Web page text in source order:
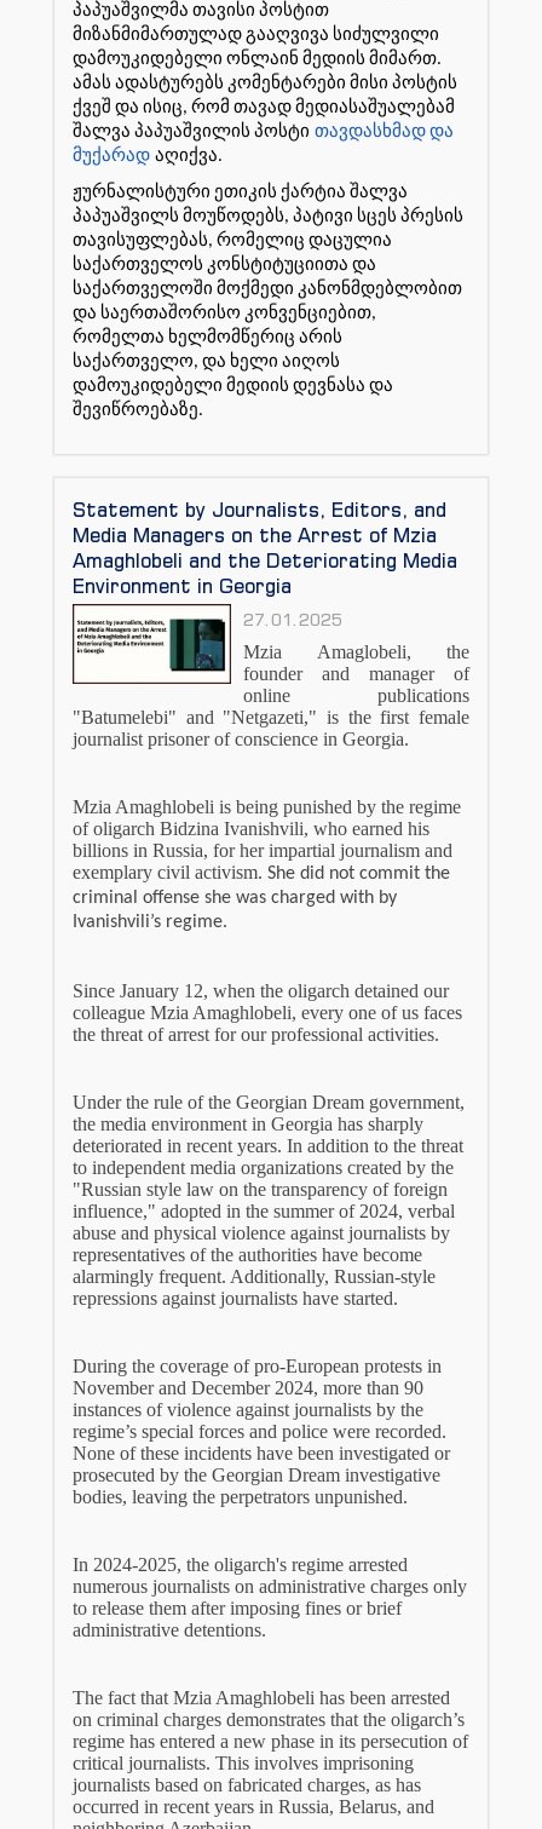
პაპუაშვილმა თავისი პოსტით
მიზანმიმართულად გააღვივა სიძულვილი
დამოუკიდებელი ონლაინ მედიის მიმართ.
ამას ადასტურებს კომენტარები მისი პოსტის
ქვეშ და ისიც, რომ თავად მედიასაშუალებამ
შალვა პაპუაშვილის პოსტი თავდასხმად და
მუქარად აღიქვა.
ჟურნალისტური ეთიკის ქარტია შალვა
პაპუაშვილს მოუწოდებს, პატივი სცეს პრესის
თავისუფლებას, რომელიც დაცულია
საქართველოს კონსტიტუციითა და
საქართველოში მოქმედი კანონმდებლობით
და საერთაშორისო კონვენციებით,
რომელთა ხელმომწერიც არის
საქართველო, და ხელი აიღოს
დამოუკიდებელი მედიის დევნასა და
შევიწროებაზე.
Statement by Journalists, Editors, and
Media Managers on the Arrest of Mzia
Amaghlobeli and the Deteriorating Media
Environment in Georgia
27.01.2025
Mzia Amaglobeli, the
founder and manager of
online publications
"Batumelebi" and "Netgazeti," is the first female
journalist prisoner of conscience in Georgia.
Mzia Amaghlobeli is being punished by the regime
of oligarch Bidzina Ivanishvili, who earned his
billions in Russia, for her impartial journalism and
exemplary civil activism. She did not commit the
criminal offense she was charged with by
Ivanishvili’s regime.
Since January 12, when the oligarch detained our
colleague Mzia Amaghlobeli, every one of us faces
the threat of arrest for our professional activities.
Under the rule of the Georgian Dream government,
the media environment in Georgia has sharply
deteriorated in recent years. In addition to the threat
to independent media organizations created by the
"Russian style law on the transparency of foreign
influence," adopted in the summer of 2024, verbal
abuse and physical violence against journalists by
representatives of the authorities have become
alarmingly frequent. Additionally, Russian-style
repressions against journalists have started.
During the coverage of pro-European protests in
November and December 2024, more than 90
instances of violence against journalists by the
regime’s special forces and police were recorded.
None of these incidents have been investigated or
prosecuted by the Georgian Dream investigative
bodies, leaving the perpetrators unpunished.
In 2024-2025, the oligarch's regime arrested
numerous journalists on administrative charges only
to release them after imposing fines or brief
administrative detentions.
The fact that Mzia Amaghlobeli has been arrested
on criminal charges demonstrates that the oligarch’s
regime has entered a new phase in its persecution of
critical journalists. This involves imprisoning
journalists based on fabricated charges, as has
occurred in recent years in Russia, Belarus, and